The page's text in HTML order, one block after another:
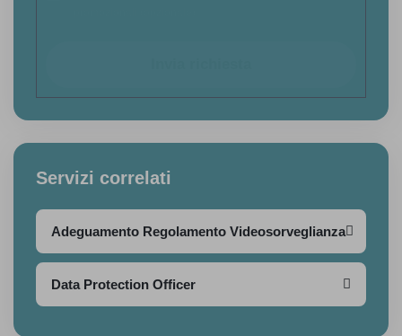
Servizi correlati
Adeguamento Regolamento Videosorveglianza
Data Protection Officer